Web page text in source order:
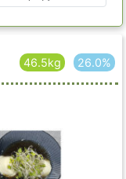
46.5kg 26.0%